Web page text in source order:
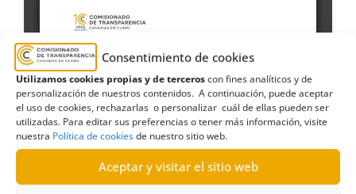
Consentimiento de cookies
Utilizamos cookies propias y de terceroscon fines analíticos y de
personalización de nuestros contenidos. A continuación, puede aceptar
el uso de cookies, rechazarlas o personalizar cuál de ellas pueden ser
utilizadas. Para editar sus preferencias o tener más información, visite
nuestra Política de cookiesde nuestro sitio web.
Aceptar y visitar el sitio web